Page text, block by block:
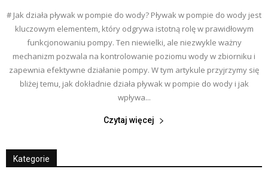
# Jak działa pływak w pompie do wody? Pływak w pompie do wody jest
kluczowym elementem, który odgrywa istotną rolę w prawidłowym
funkcjonowaniu pompy. Ten niewielki, ale niezwykle ważny
mechanizm pozwala na kontrolowanie poziomu wody w zbiorniku i
zapewnia efektywne działanie pompy. W tym artykule przyjrzymy się
bliżej temu, jak dokładnie działa pływak w pompie do wody i jak
wpływa...
Czytaj więcej
Kategorie